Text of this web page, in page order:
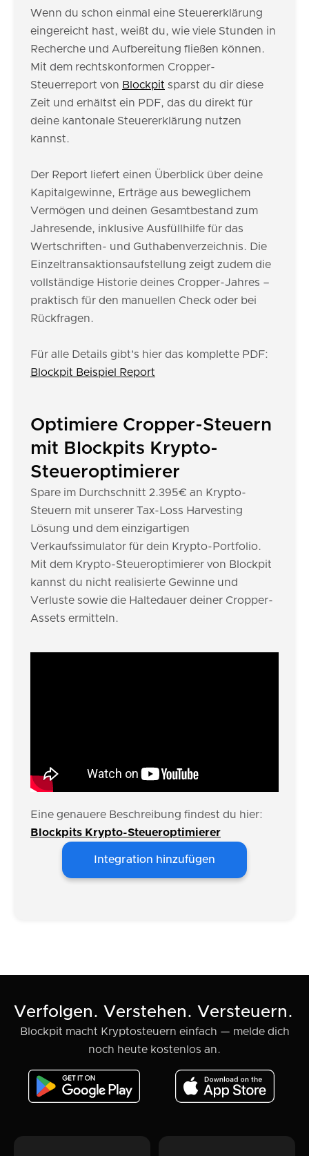
Wenn du schon einmal eine Steuererklärung
eingereicht hast, weißt du, wie viele Stunden in
Recherche und Aufbereitung fließen können.
Mit dem rechtskonformen Cropper-
Steuerreport von Blockpit sparst du dir diese
Zeit und erhältst ein PDF, das du direkt für
deine kantonale Steuererklärung nutzen
kannst.
Der Report liefert einen Überblick über deine
Kapitalgewinne, Erträge aus beweglichem
Vermögen und deinen Gesamtbestand zum
Jahresende, inklusive Ausfüllhilfe für das
Wertschriften- und Guthabenverzeichnis. Die
Einzeltransaktionsaufstellung zeigt zudem die
vollständige Historie deines Cropper-Jahres –
praktisch für den manuellen Check oder bei
Rückfragen.
Für alle Details gibt's hier das komplette PDF:
Blockpit Beispiel Report
Optimiere Cropper-Steuern
mit Blockpits Krypto-
Steueroptimierer
Spare im Durchschnitt 2.395€ an Krypto-
Steuern mit unserer Tax-Loss Harvesting
Lösung und dem einzigartigen
Verkaufssimulator für dein Krypto-Portfolio.
Mit dem Krypto-Steueroptimierer von Blockpit
kannst du nicht realisierte Gewinne und
Verluste sowie die Haltedauer deiner Cropper-
Assets ermitteln.
Eine genauere Beschreibung findest du hier:
Blockpits Krypto-Steueroptimierer
Integration hinzufügen
Verfolgen. Verstehen. Versteuern.
Blockpit macht Kryptosteuern einfach — melde dich
noch heute kostenlos an.